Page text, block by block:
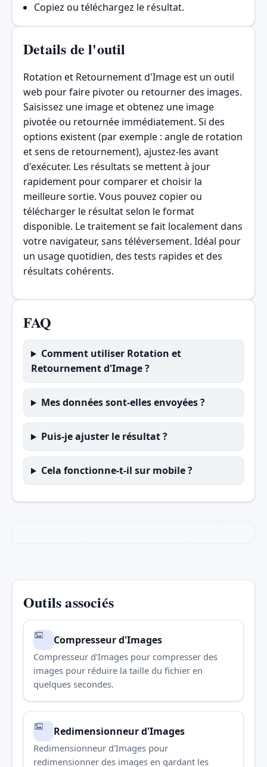
Copiez ou téléchargez le résultat.
Details de l'outil
Rotation et Retournement d'Image est un outil
web pour faire pivoter ou retourner des images.
Saisissez une image et obtenez une image
pivotée ou retournée immédiatement. Si des
options existent (par exemple : angle de rotation
et sens de retournement), ajustez-les avant
d'exécuter. Les résultats se mettent à jour
rapidement pour comparer et choisir la
meilleure sortie. Vous pouvez copier ou
télécharger le résultat selon le format
disponible. Le traitement se fait localement dans
votre navigateur, sans téléversement. Idéal pour
un usage quotidien, des tests rapides et des
résultats cohérents.
FAQ
Comment utiliser Rotation et
Retournement d'Image ?
Mes données sont-elles envoyées ?
Puis-je ajuster le résultat ?
Cela fonctionne-t-il sur mobile ?
Outils associés
Compresseur d'Images
Compresseur d'Images pour compresser des
images pour réduire la taille du fichier en
quelques secondes.
Redimensionneur d'Images
Redimensionneur d'Images pour
redimensionner des images en gardant les